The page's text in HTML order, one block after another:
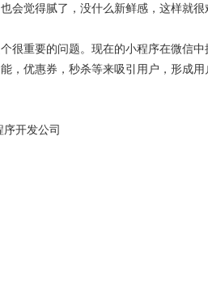
会觉得腻了，没什么新鲜感，这样就很
很重要的问题。现在的小程序在微信
，优惠券，秒杀等来吸引用户，形成
开发公司